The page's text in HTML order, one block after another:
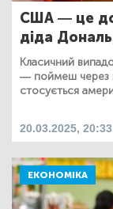
США — це
діда
Класичний
— поймеш через
стосується
20.03.2025, 20:33
ЕКОНОМІКА